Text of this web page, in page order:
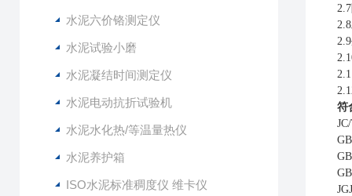
水泥六价铬测定仪
水泥试验小磨
水泥凝结时间测定仪
水泥电动抗折试验机
水泥水化热/等温量热仪
水泥养护箱
ISO水泥标准稠度仪 维卡仪
符